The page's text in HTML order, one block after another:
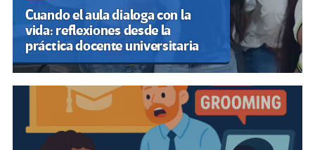
Cuando el aula dialoga con la
vida: reflexiones desde la
práctica docente universitaria